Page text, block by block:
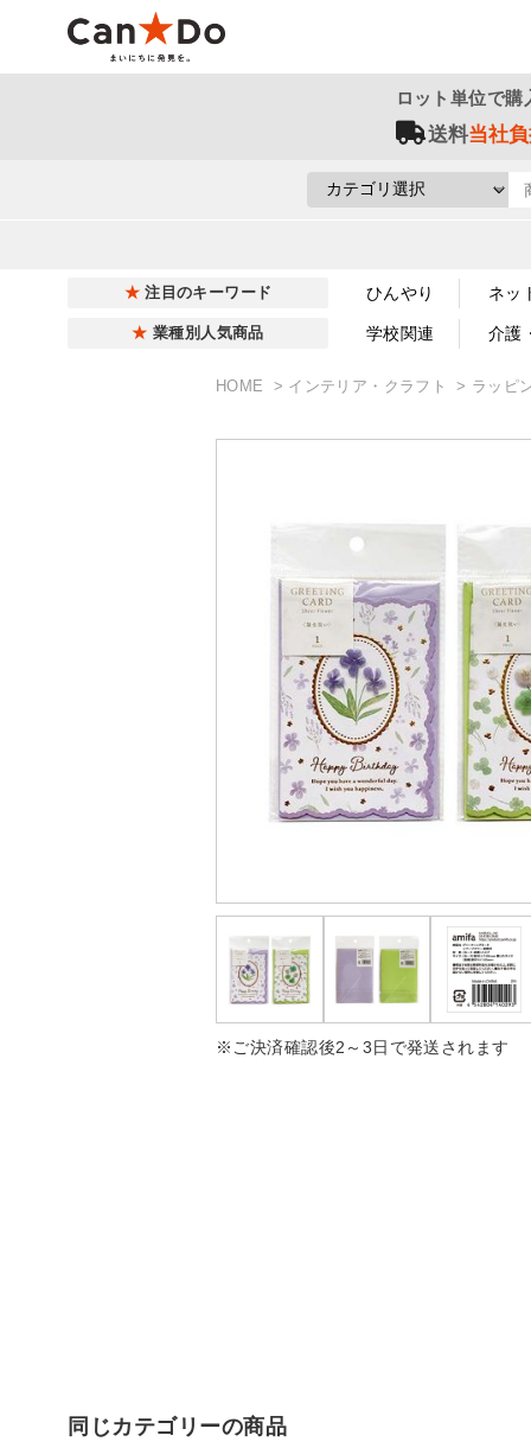
ロット単位で
送料当社
注目のキーワード ひんやり ネッ
業種別人気商品 学校関連 介護
HOME インテリア・クラフト ラッピ
※ご決済確認後2～3日で発送されます
同じカテゴリーの商品